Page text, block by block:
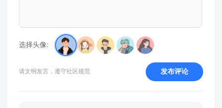
选择头像:
请文明发言，遵守社区规范 发布评论